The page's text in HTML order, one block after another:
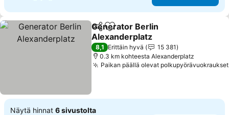
Jaa Lisää suosikkeihin
Generator Berlin
Alexanderplatz
8,1 Erittäin hyvä
15 381
0.3 km kohteesta Alexanderplatz
Paikan päällä olevat polkupyörävuokraukset
Näytä hinnat 6 sivustolta